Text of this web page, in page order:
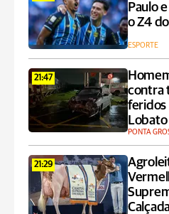
Paulo
o Z4
ESPORTE
21:47
contra
feridos
Lobato
PONTA
21:29